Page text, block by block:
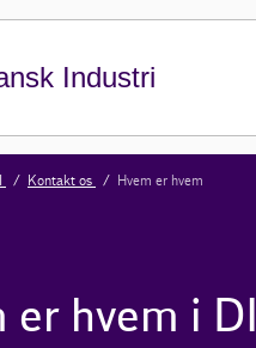
Industri
Kontakt os Hvem er hvem
er hvem i DI